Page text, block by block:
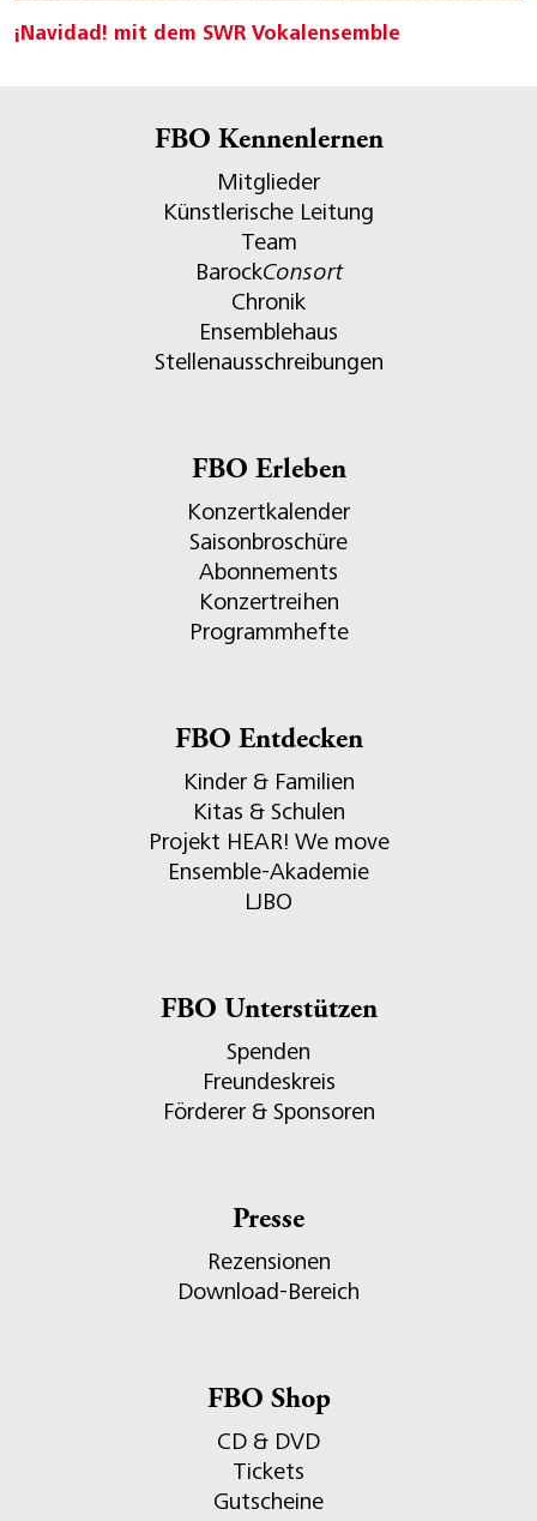
¡Navidad! mit dem SWR Vokalensemble
FBO Kennenlernen
Mitglieder
Künstlerische Leitung
Team
BarockConsort
Chronik
Ensemblehaus
Stellenausschreibungen
FBO Erleben
Konzertkalender
Saisonbroschüre
Abonnements
Konzertreihen
Programmhefte
FBO Entdecken
Kinder & Familien
Kitas & Schulen
Projekt HEAR! We move
Ensemble-Akademie
LJBO
FBO Unterstützen
Spenden
Freundeskreis
Förderer & Sponsoren
Presse
Rezensionen
Download-Bereich
FBO Shop
CD & DVD
Tickets
Gutscheine